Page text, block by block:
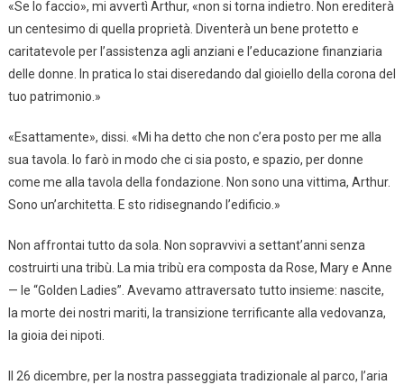
«Se lo faccio», mi avvertì Arthur, «non si torna indietro. Non erediterà
un centesimo di quella proprietà. Diventerà un bene protetto e
caritatevole per l’assistenza agli anziani e l’educazione finanziaria
delle donne. In pratica lo stai diseredando dal gioiello della corona del
tuo patrimonio.»
«Esattamente», dissi. «Mi ha detto che non c’era posto per me alla
sua tavola. Io farò in modo che ci sia posto, e spazio, per donne
come me alla tavola della fondazione. Non sono una vittima, Arthur.
Sono un’architetta. E sto ridisegnando l’edificio.»
Non affrontai tutto da sola. Non sopravvivi a settant’anni senza
costruirti una tribù. La mia tribù era composta da Rose, Mary e Anne
— le “Golden Ladies”. Avevamo attraversato tutto insieme: nascite,
la morte dei nostri mariti, la transizione terrificante alla vedovanza,
la gioia dei nipoti.
Il 26 dicembre, per la nostra passeggiata tradizionale al parco, l’aria